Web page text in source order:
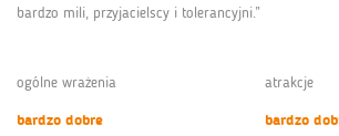
bardzo mili, przyjacielscy i tolerancyjni.”
ogólne wrażenia
bardzo dobre
atrakcje
bardzo